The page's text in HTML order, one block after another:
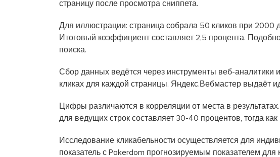
страницу после просмотра сниппета.
Для иллюстрации: страница собрала 50 кликов при
Итоговый коэффициент составляет 2,5 процента.
поиска.
Сбор данных ведётся через инструменты веб-аналитики
кликах для каждой страницы. Яндекс.Вебмастер выдаёт
Цифры различаются в корреляции от места в
для ведущих строк составляет 30-40 процентов, тогда
Исследование кликабельности осуществляется для
показатель с Pokerdom прогнозируемым показателем